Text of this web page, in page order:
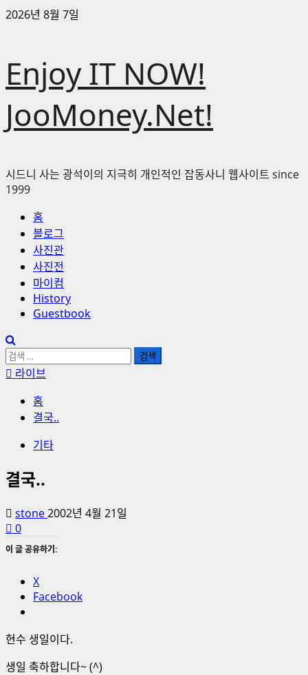
콘
로
바
기
2026년 8월 7일
Enjoy IT NOW!
JooMoney.Net!
시드니 사는 광석이의 지극히 개인적인 잡동사니 웹사이트 since
1999
홈
블로그
사진관
사진전
마이컴
History
Guestbook
검
색:라이브
홈
결국..
기타
결국..
stone2002년 4월 21일
0
이 글 공유하기:
X
Facebook
현수 생일이다.
생일 축하합니다~ (^)